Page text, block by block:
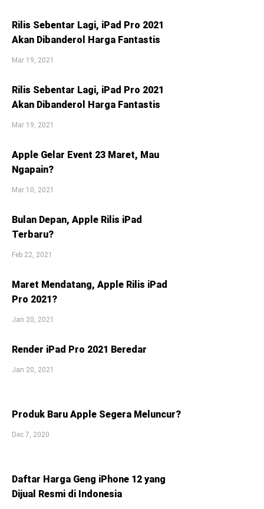
Rilis Sebentar Lagi, iPad Pro 2021
Akan Dibanderol Harga Fantastis
Mar 19, 2021
Rilis Sebentar Lagi, iPad Pro 2021
Akan Dibanderol Harga Fantastis
Mar 19, 2021
Apple Gelar Event 23 Maret, Mau
Ngapain?
Mar 10, 2021
Bulan Depan, Apple Rilis iPad
Terbaru?
Feb 22, 2021
Maret Mendatang, Apple Rilis iPad
Pro 2021?
Jan 20, 2021
Render iPad Pro 2021 Beredar
Jan 20, 2021
Produk Baru Apple Segera Meluncur?
Dec 7, 2020
Daftar Harga Geng iPhone 12 yang
Dijual Resmi di Indonesia